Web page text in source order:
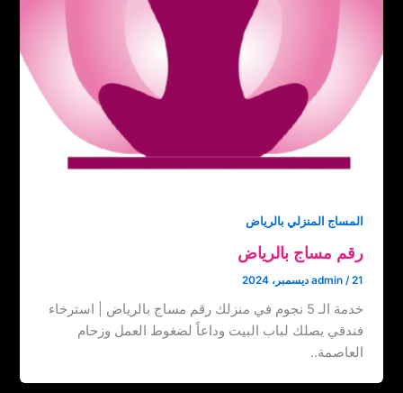
المساج المنزلي بالرياض
رقم مساج بالرياض
admin /21 ديسمبر، 2024
خدمة الـ 5 نجوم في منزلك رقم مساج بالرياض | استرخاء
فندقي يصلك لباب البيت وداعاً لضغوط العمل وزحام
العاصمة..